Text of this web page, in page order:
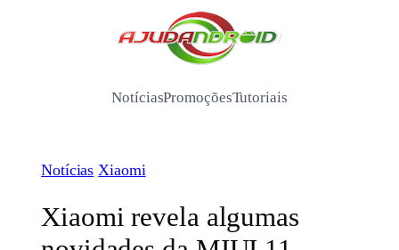
/
NotíciasPromoçõesTutoriais
Notícias Xiaomi
Xiaomi revela algumas